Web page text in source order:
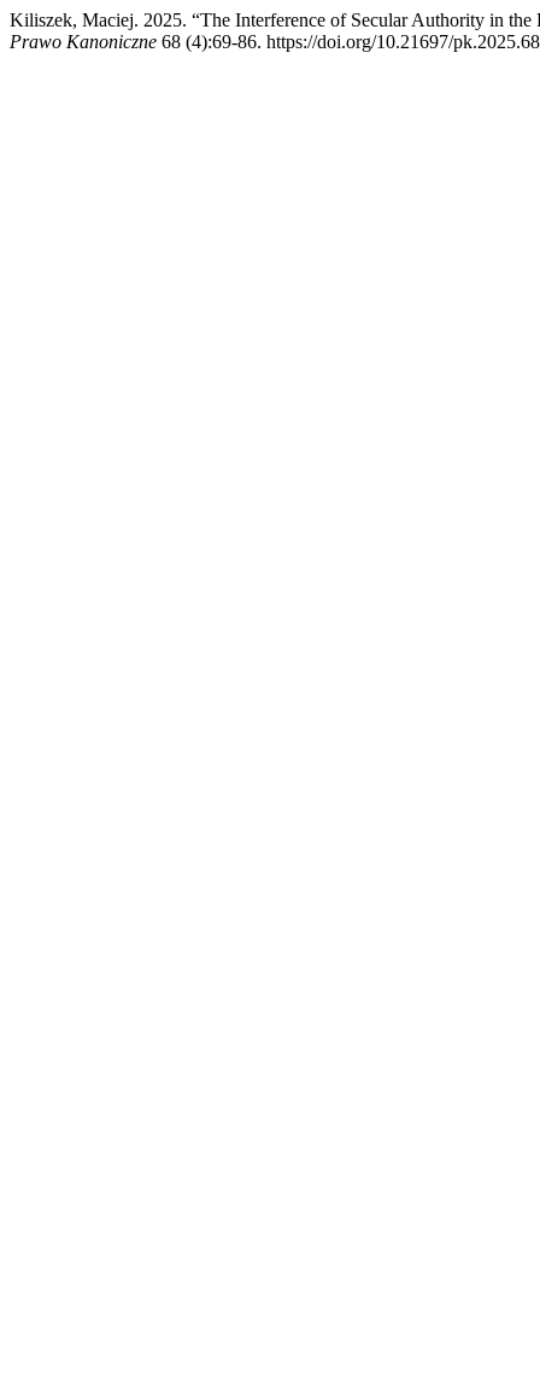
Kiliszek, Maciej. 2025. “The Interference of Secular Authority in
Prawo Kanoniczne 68 (4):69-86. https://doi.org/10.21697/